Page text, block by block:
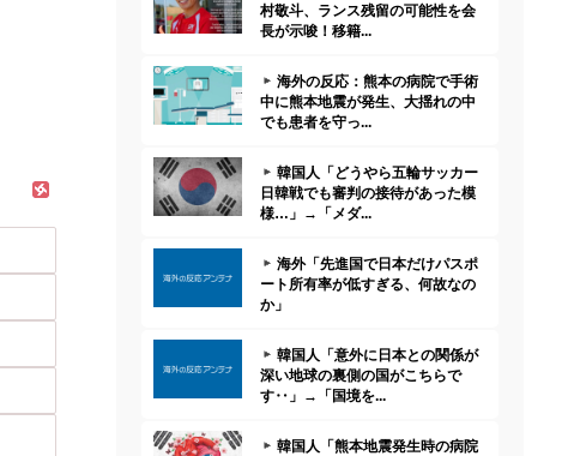
村敬斗、ランス残留の可能性を会
長が示唆！移籍...
海外の反応：熊本の病院で手術
中に熊本地震が発生、大揺れの中
でも患者を守っ...
韓国人「どうやら五輪サッカー
日韓戦でも審判の接待があった模
様…」→「メダ...
海外「先進国で日本だけパスポ
ート所有率が低すぎる、何故なの
か」
韓国人「意外に日本との関係が
深い地球の裏側の国がこちらで
す‥」→「国境を...
韓国人「熊本地震発生時の病院